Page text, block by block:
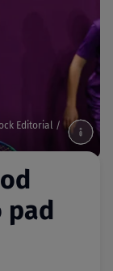
Editorial /
pad